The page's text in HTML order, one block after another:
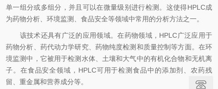
单一组分或多组分，并且可以在微量级别进行检测。这使得HPLC成
为药物分析、环境监测、食品安全等领域中常用的分析方法之一。
该技术还具有广泛的应用领域。在药物领域，HPLC广泛应用于
药物分析、药代动力学研究、药物纯度检测和质量控制等方面。在环
境监测中，它被用于检测水体、土壤和大气中的有机化合物和无机离
子。在食品安全领域，HPLC可用于检测食品中的添加剂、农药残
留、重金属和营养成分等。